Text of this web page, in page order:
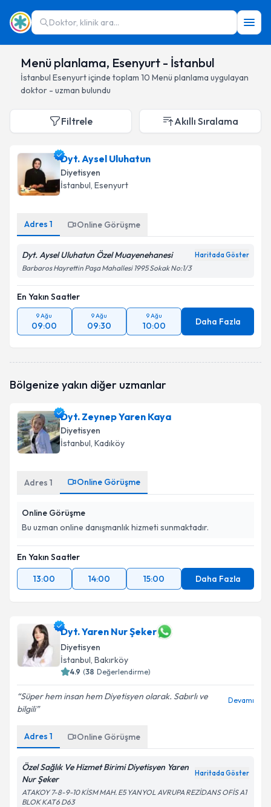
Doktor, klinik ara...
Menü planlama, Esenyurt - İstanbul
İstanbul Esenyurtiçinde toplam 10 Menü planlama uygulayan
doktor - uzman bulundu
Filtrele Akıllı Sıralama
Dyt. Aysel Uluhatun
Diyetisyen
İstanbul, Esenyurt
Adres 1 Online Görüşme
Dyt. Aysel Uluhatun Özel Muayenehanesi Haritada Göster
Barbaros Hayrettin Paşa Mahallesi 1995 Sokak No:1/3
En Yakın Saatler
9 Ağu
09:00
9 Ağu
09:30
9 Ağu
10:00 Daha Fazla
Bölgenize yakın diğer uzmanlar
Dyt. Zeynep Yaren Kaya
Diyetisyen
İstanbul, Kadıköy
Adres 1 Online Görüşme
Online Görüşme
Bu uzman online danışmanlık hizmeti sunmaktadır.
En Yakın Saatler
13:00
14:00 15:00 Daha Fazla
Dyt. Yaren Nur Şeker
Diyetisyen
İstanbul, Bakırköy
4.9 (38 Değerlendirme)
Süper hem insan hem Diyetisyen olarak. Sabırlı ve
bilgili
Devamı
Adres 1 Online Görüşme
Özel Sağlık Ve Hizmet Birimi Diyetisyen Yaren
Nur Şeker
Haritada Göster
ATAKOY 7-8-9-10 KİSM MAH. E5 YANYOL AVRUPA REZİDANS OFİS A1
BLOK KAT6 D63